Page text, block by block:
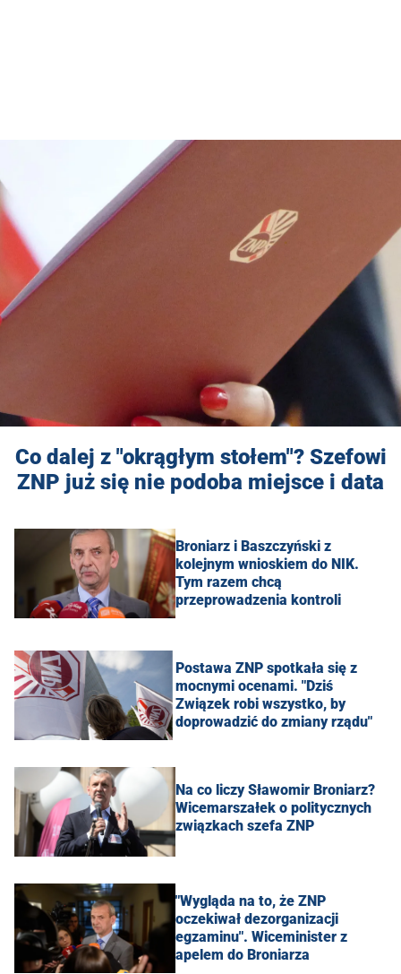
Co dalej z "okrągłym stołem"? Szefowi
ZNP już się nie podoba miejsce i data
Broniarz i Baszczyński z
kolejnym wnioskiem do NIK.
Tym razem chcą
przeprowadzenia kontroli
Postawa ZNP spotkała się z
mocnymi ocenami. "Dziś
Związek robi wszystko, by
doprowadzić do zmiany rządu"
Na co liczy Sławomir Broniarz?
Wicemarszałek o politycznych
związkach szefa ZNP
"Wygląda na to, że ZNP
oczekiwał dezorganizacji
egzaminu". Wiceminister z
apelem do Broniarza